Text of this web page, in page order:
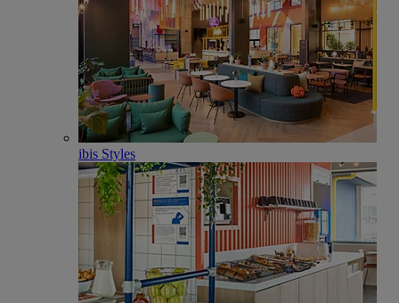
ibis Styles